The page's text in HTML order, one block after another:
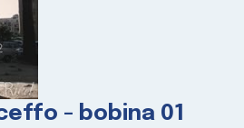
- bobina 01